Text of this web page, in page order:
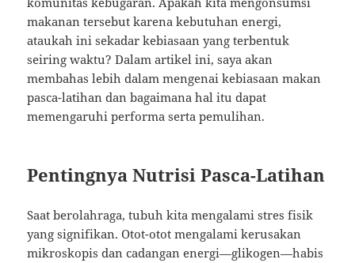
makanan tersebut karena kebutuhan energi,
ataukah ini sekadar kebiasaan yang terbentuk
seiring waktu? Dalam artikel ini, saya akan
membahas lebih dalam mengenai kebiasaan makan
pasca-latihan dan bagaimana hal itu dapat
memengaruhi performa serta pemulihan.
Pentingnya Nutrisi Pasca-Latihan
Saat berolahraga, tubuh kita mengalami stres fisik
yang signifikan. Otot-otot mengalami kerusakan
mikroskopis dan cadangan energi—glikogen—habis